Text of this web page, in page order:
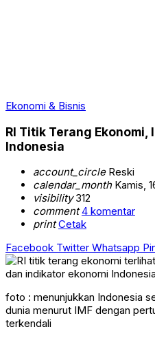
Ekonomi & Bisnis
RI Titik Terang Ekonomi,
Indonesia
account_circleReski
calendar_monthKamis,
visibility312
comment 4 komentar
print Cetak
Facebook Twitter Whatsapp
foto : menunjukkan Indonesia
dunia menurut IMF dengan
terkendali